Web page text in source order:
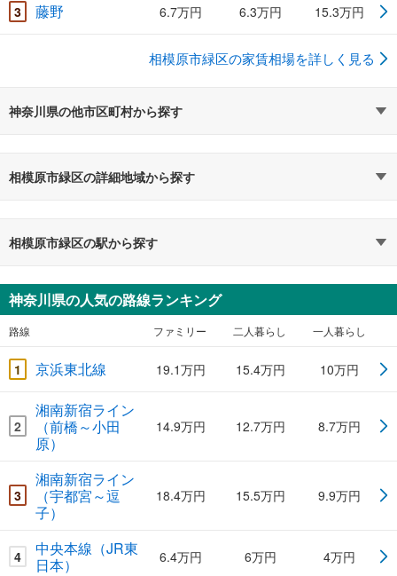
3 藤野 6.7万円 6.3万円 15.3万円
相模原市緑区の家賃相場を詳しく見る
神奈川県の他市区町村から探す
相模原市緑区の詳細地域から探す
相模原市緑区の駅から探す
神奈川県の人気の路線ランキング
路線 ファミリー 二人暮らし 一人暮らし
1 京浜東北線 19.1万円 15.4万円 10万円
2
湘南新宿ライン
（前橋～小田
原）
14.9万円 12.7万円 8.7万円
3
湘南新宿ライン
（宇都宮～逗
子）
18.4万円 15.5万円 9.9万円
4
中央本線（JR東
日本）
6.4万円 6万円 4万円